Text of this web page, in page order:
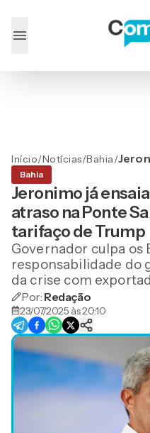
Início/Notícias/Bahia/
Bahia
Jeronimo já
atraso na Ponte
tarifaço de Trump
Governador culpa os
responsabilidade do
da crise com
Por: Redação
23/07/2025 às 20:10